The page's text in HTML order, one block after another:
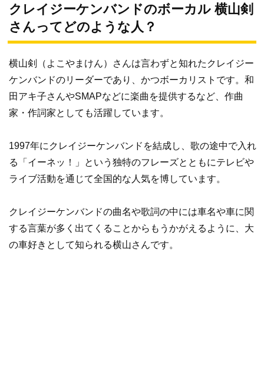
クレイジーケンバンドのボーカル 横山剣
さんってどのような人？
横山剣（よこやまけん）さんは言わずと知れたクレイジー
ケンバンドのリーダーであり、かつボーカリストです。和
田アキ子さんやSMAPなどに楽曲を提供するなど、作曲
家・作詞家としても活躍しています。
1997年にクレイジーケンバンドを結成し、歌の途中で入れ
る「イーネッ！」という独特のフレーズとともにテレビや
ライブ活動を通じて全国的な人気を博しています。
クレイジーケンバンドの曲名や歌詞の中には車名や車に関
する言葉が多く出てくることからもうかがえるように、大
の車好きとして知られる横山さんです。